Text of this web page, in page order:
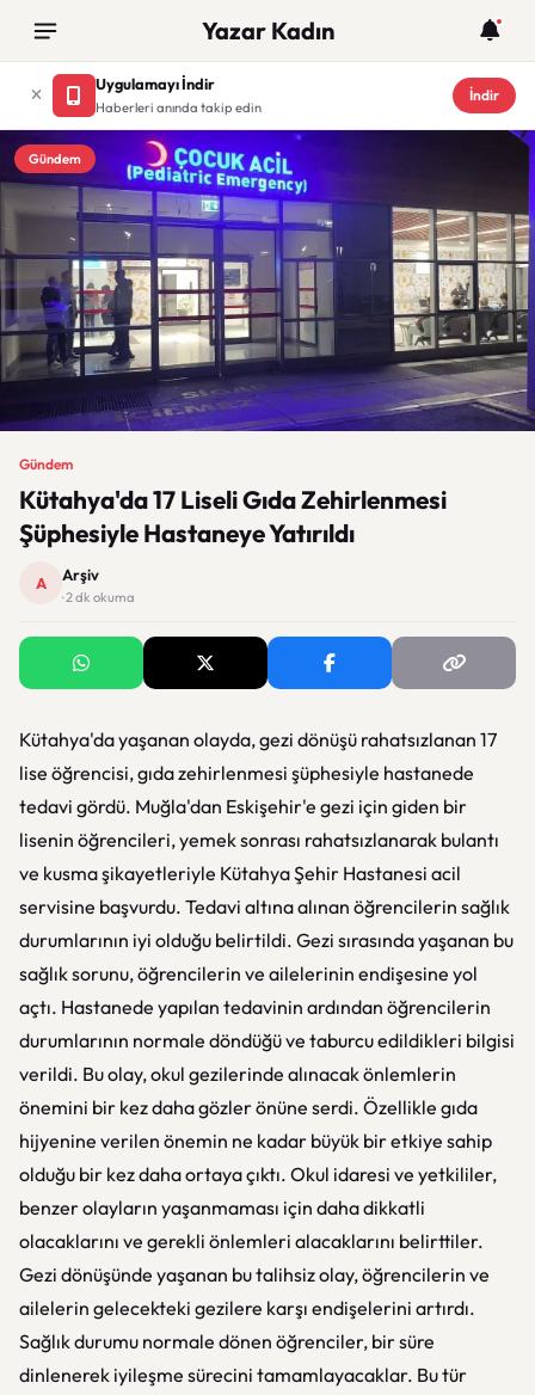
Yazar Kadın
Uygulamayı İndir
Haberleri anında takip edin
İndir
Gündem
Gündem
Kütahya'da 17 Liseli Gıda Zehirlenmesi
Şüphesiyle Hastaneye Yatırıldı
A Arşiv
· 2 dk okuma
Kütahya'da yaşanan olayda, gezi dönüşü rahatsızlanan 17
lise öğrencisi, gıda zehirlenmesi şüphesiyle hastanede
tedavi gördü. Muğla'dan Eskişehir'e gezi için giden bir
lisenin öğrencileri, yemek sonrası rahatsızlanarak bulantı
ve kusma şikayetleriyle Kütahya Şehir Hastanesi acil
servisine başvurdu. Tedavi altına alınan öğrencilerin sağlık
durumlarının iyi olduğu belirtildi. Gezi sırasında yaşanan bu
sağlık sorunu, öğrencilerin ve ailelerinin endişesine yol
açtı. Hastanede yapılan tedavinin ardından öğrencilerin
durumlarının normale döndüğü ve taburcu edildikleri bilgisi
verildi. Bu olay, okul gezilerinde alınacak önlemlerin
önemini bir kez daha gözler önüne serdi. Özellikle gıda
hijyenine verilen önemin ne kadar büyük bir etkiye sahip
olduğu bir kez daha ortaya çıktı. Okul idaresi ve yetkililer,
benzer olayların yaşanmaması için daha dikkatli
olacaklarını ve gerekli önlemleri alacaklarını belirttiler.
Gezi dönüşünde yaşanan bu talihsiz olay, öğrencilerin ve
ailelerin gelecekteki gezilere karşı endişelerini artırdı.
Sağlık durumu normale dönen öğrenciler, bir süre
dinlenerek iyileşme sürecini tamamlayacaklar. Bu tür